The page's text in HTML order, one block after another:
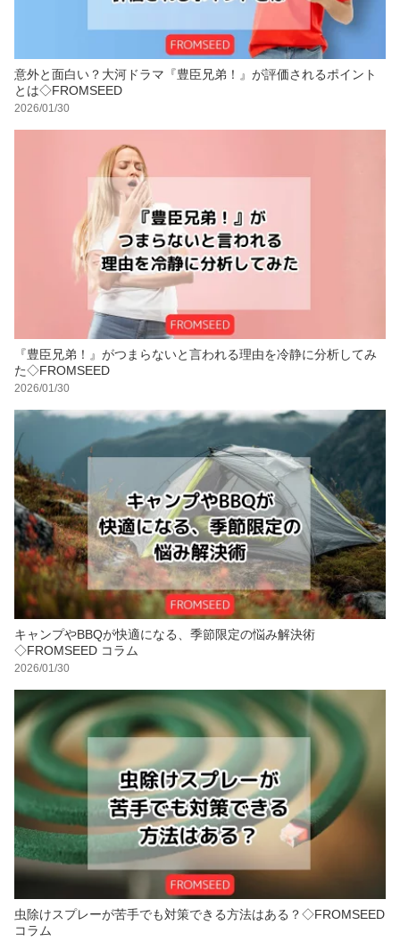
意外と面白い？大河ドラマ『豊臣兄弟！』が評価されるポイント
とは◇FROMSEED
2026/01/30
『豊臣兄弟！』がつまらないと言われる理由を冷静に分析してみ
た◇FROMSEED
2026/01/30
キャンプやBBQが快適になる、季節限定の悩み解決術
◇FROMSEED コラム
2026/01/30
虫除けスプレーが苦手でも対策できる方法はある？◇FROMSEED
コラム